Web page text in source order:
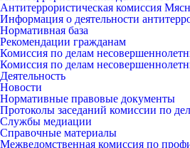
Антитеррористическая комиссия
Информация о деятельности
Нормативная база
Рекомендации гражданам
Комиссия по делам
Комиссия по делам
Деятельность
Новости
Нормативные правовые документы
Протоколы заседаний комиссии по
Службы медиации
Справочные материалы
Межведомственная комиссия по